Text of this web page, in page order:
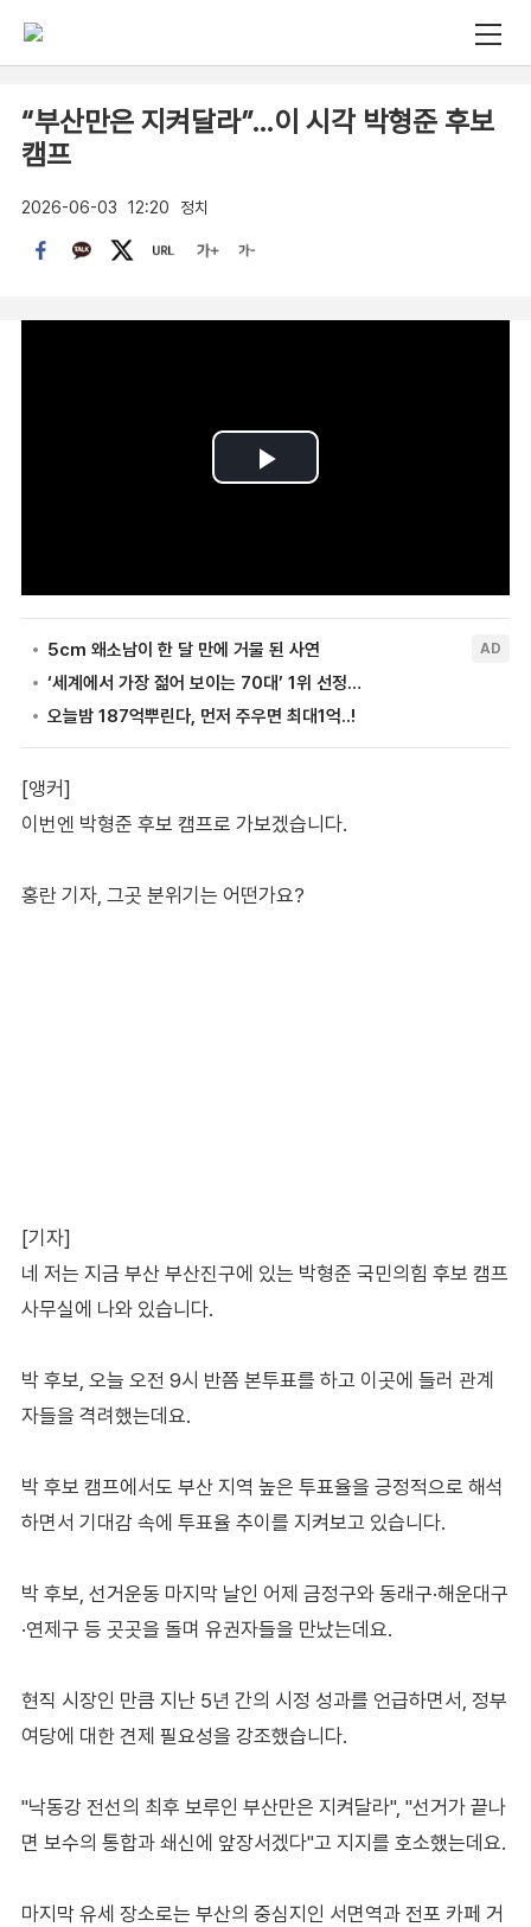
“부산만은 지켜달라”…이 시각 박형준 후보
캠프
2026-06-03 12:20 정치
[앵커]
이번엔 박형준 후보 캠프로 가보겠습니다.
홍란 기자, 그곳 분위기는 어떤가요?
[기자]
네 저는 지금 부산 부산진구에 있는 박형준 국민의힘 후보 캠프
사무실에 나와 있습니다.
박 후보, 오늘 오전 9시 반쯤 본투표를 하고 이곳에 들러 관계
자들을 격려했는데요.
박 후보 캠프에서도 부산 지역 높은 투표율을 긍정적으로 해석
하면서 기대감 속에 투표율 추이를 지켜보고 있습니다.
박 후보, 선거운동 마지막 날인 어제 금정구와 동래구·해운대구
·연제구 등 곳곳을 돌며 유권자들을 만났는데요.
현직 시장인 만큼 지난 5년 간의 시정 성과를 언급하면서, 정부
여당에 대한 견제 필요성을 강조했습니다.
"낙동강 전선의 최후 보루인 부산만은 지켜달라", "선거가 끝나
면 보수의 통합과 쇄신에 앞장서겠다"고 지지를 호소했는데요.
마지막 유세 장소로는 부산의 중심지인 서면역과 전포 카페 거